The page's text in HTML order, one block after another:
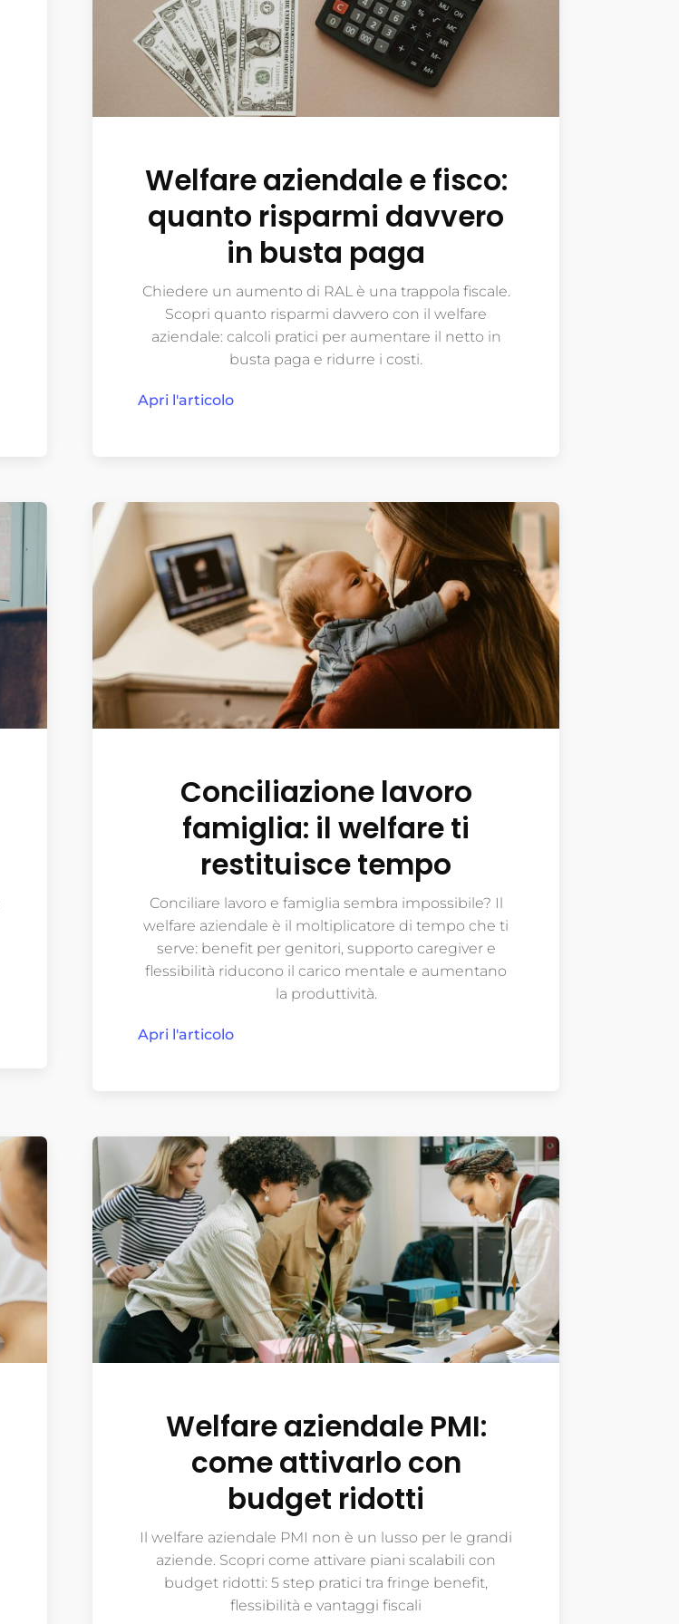
Welfare aziendale e fisco:
quanto risparmi davvero
in busta paga
Chiedere un aumento di RAL è una trappola fiscale.
Scopri quanto risparmi davvero con il welfare
aziendale: calcoli pratici per aumentare il netto in
busta paga e ridurre i costi.
Apri l'articolo
Conciliazione lavoro
famiglia: il welfare ti
restituisce tempo
Conciliare lavoro e famiglia sembra impossibile? Il
welfare aziendale è il moltiplicatore di tempo che ti
serve: benefit per genitori, supporto caregiver e
flessibilità riducono il carico mentale e aumentano
la produttività.
Apri l'articolo
Welfare aziendale PMI:
come attivarlo con
budget ridotti
Il welfare aziendale PMI non è un lusso per le grandi
aziende. Scopri come attivare piani scalabili con
budget ridotti: 5 step pratici tra fringe benefit,
flessibilità e vantaggi fiscali